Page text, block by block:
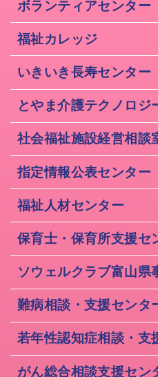
ボランティアセンター
福祉カレッジ
いきいき長寿センター
とやま介護テクノロジ
社会福祉施設経営相談
指定情報公表センター
福祉人材センター
保育士・保育所支援セ
ソウェルクラブ富山県
難病相談・支援センタ
若年性認知症相談・支
がん総合相談支援セン